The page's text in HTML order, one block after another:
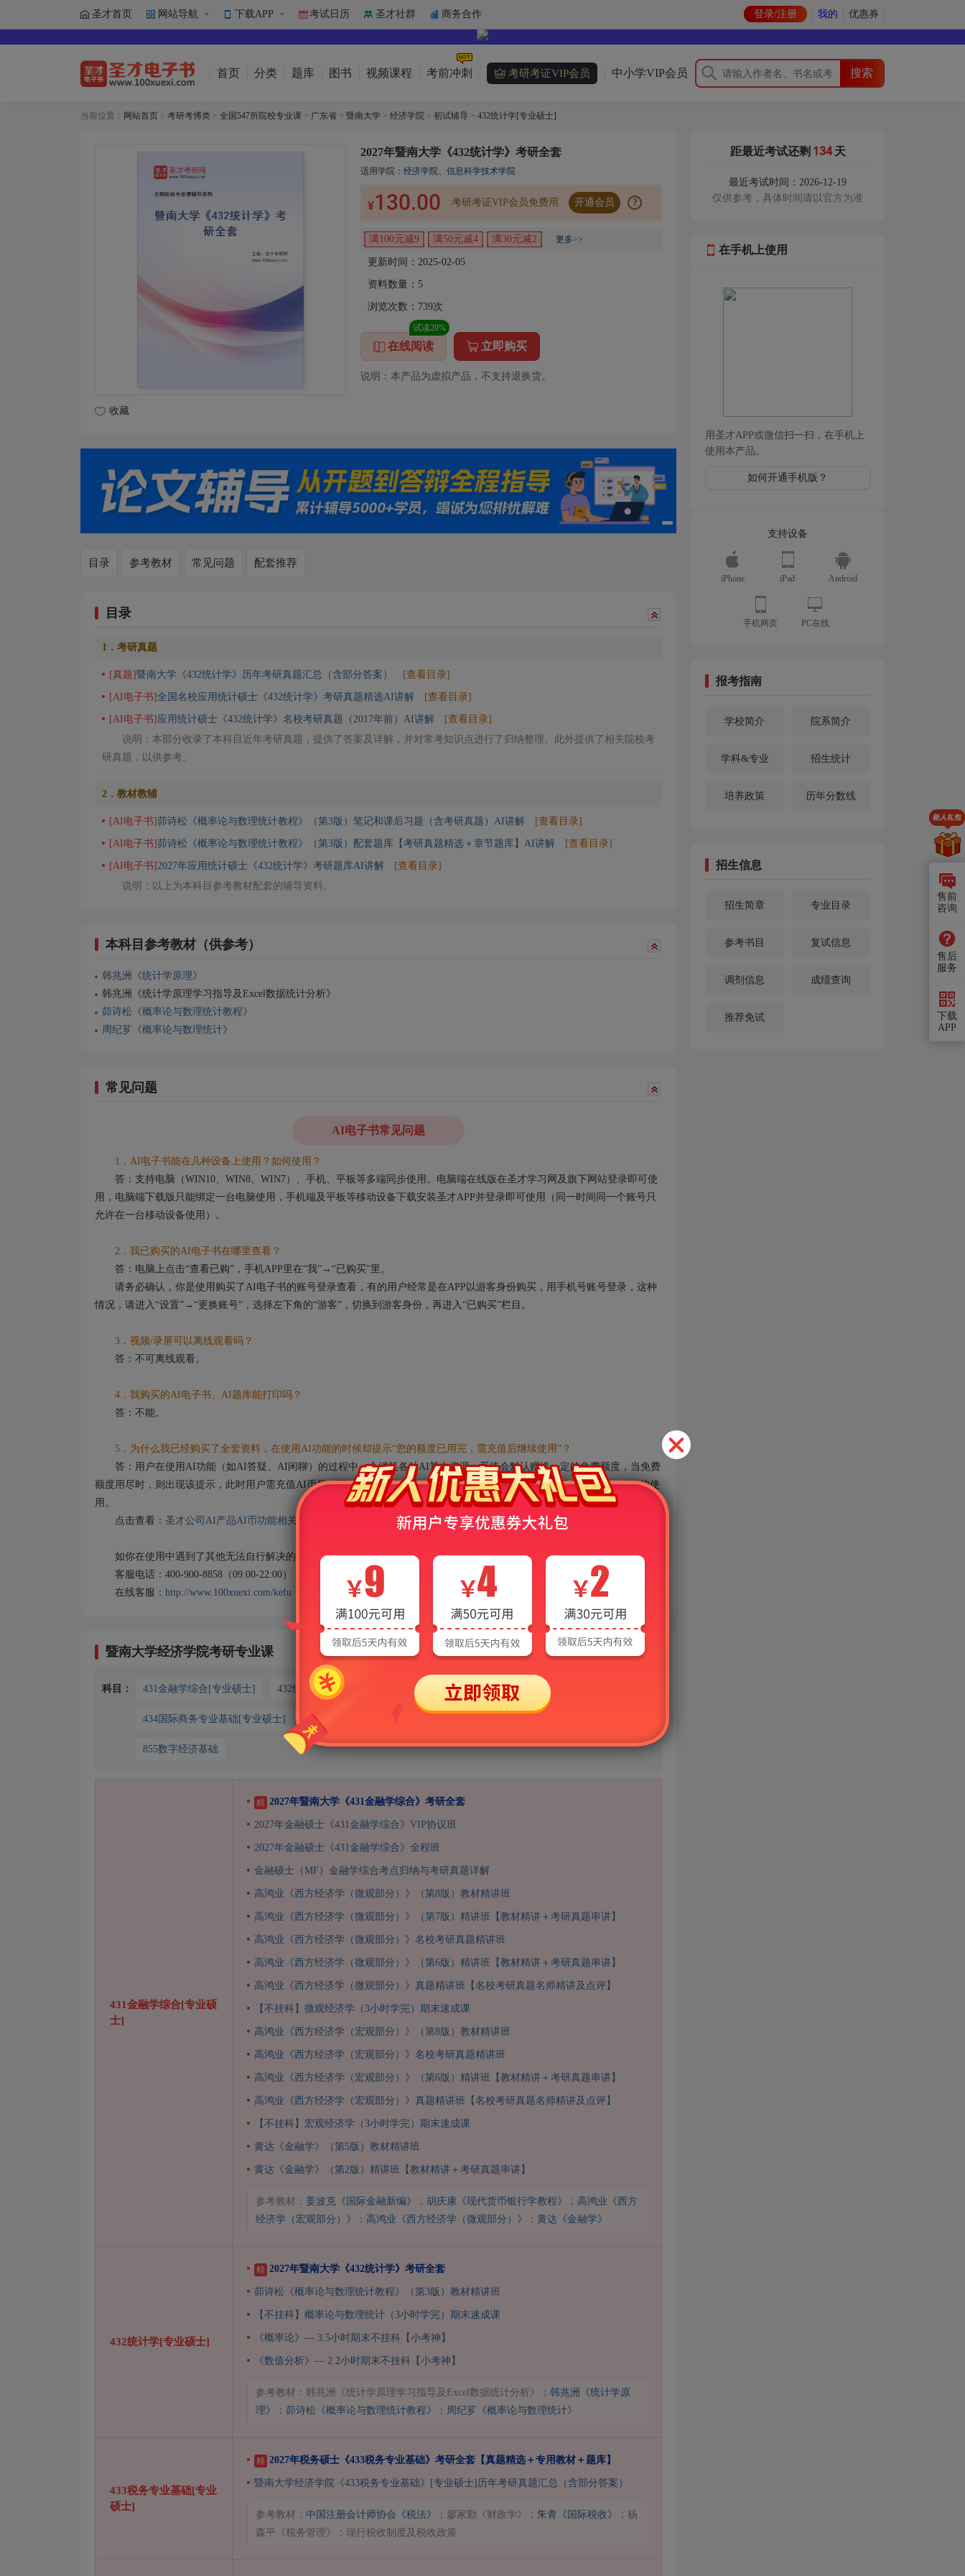
圣才首页 网站导航 下载APP 考试日历 圣才社群 商务合作 登录/注册 我的 优惠券
首页 分类 题库 图书 视频课程 考前冲刺 考研考证VIP会员 中小学VIP会员
当前位置： 网站首页 > 考研考博类 > 全国547所院校专业课 > 广东省 > 暨南大学 > 经济学院 > 初试辅导 > 432统计学[专业硕士]
收藏
2027年暨南大学《432统计学》考研全套
适用学院： 经济学院、 信息科学技术学院
¥130.00 考研考证VIP会员免费用 开通会员 ?
满100元减9 满50元减4 满30元减2 更多>>
更新时间：2025-02-05
资料数量： 5
浏览次数： 739次
在线阅读
试读20%
立即购买
说明：本产品为虚拟产品，不支持退换货。
目录 参考教材 常见问题 配套推荐
目录
1．考研真题
[真题]暨南大学《432统计学》历年考研真题汇总（含部分答案） [查看目录]
[AI电子书]全国名校应用统计硕士《432统计学》考研真题精选AI讲解 [查看目录]
[AI电子书] 应用统计硕士《432统计学》名校考研真题（2017年前）AI讲解
[查看目录]
说明：本部分收录了本科目近年考研真题，提供了答案及详解，并对常考知识点进行了归纳整理。此外提供了相关院校考
研真题，以供参考。
2．教材教辅
[AI电子书]茆诗松《概率论与数理统计教程》（第3版）笔记和课后习题（含考研真题）AI讲解 [查看目录]
[AI电子书]茆诗松《概率论与数理统计教程》（第3版）配套题库【考研真题精选＋章节题库】AI讲解 [查看目录]
[AI电子书] 2027年应用统计硕士《432统计学》考研题库AI讲解
[查看目录]
说明：以上为本科目参考教材配套的辅导资料。
本科目参考教材（供参考）
韩兆洲《统计学原理》
韩兆洲《统计学原理学习指导及Excel数据统计分析》
茆诗松《概率论与数理统计教程》
周纪芗《概率论与数理统计》
常见问题
AI电子书常见问题
1．AI电子书能在几种设备上使用？如何使用？
答：支持电脑（WIN10、WIN8、WIN7）、手机、平板等多端同步使用。电脑端在线版在圣才学习网及旗下网站登录即可使
用，电脑端下载版只能绑定一台电脑使用，手机端及平板等移动设备下载安装圣才APP并登录即可使用（同一时间同一个账号只
允许在一台移动设备使用）。
2．我已购买的AI电子书在哪里查看？
答：电脑上点击“查看已购”，手机APP里在“我”→“已购买”里。
请务必确认，你是使用购买了AI电子书的账号登录查看，有的用户经常是在APP以游客身份购买，用手机号账号登录，这种
情况，请进入“设置”→“更换账号”，选择左下角的“游客”，切换到游客身份，再进入“已购买”栏目。
3．视频/录屏可以离线观看吗？
答：不可离线观看。
4．我购买的AI电子书、AI题库能打印吗？
答：不能。
5．为什么我已经购买了全套资料，在使用AI功能的时候却提示“您的额度已用完，需充值后继续使用”？
答：用户在使用AI功能（如AI答疑、AI闲聊）的过程中，会消耗各种AI算力资源，系统会默认赠送一定的免费额度，当免费
额度用尽时，则出现该提示，此时用户需充值AI币后才可继续使用AI功能。需要说明的是，出现该提示并不会影响非AI功能的使
用。
点击查看： 圣才公司AI产品AI币功能相关说明
如你在使用中遇到了其他无法自行解决的问题，请联系客服：
客服电话：400-900-8858（09:00-22:00）
在线客服： http://www.100xuexi.com/kefu
暨南大学经济学院考研专业课
科目： 431金融学综合[专业硕士] 432统计学[专业硕士] 433税务专业基础[专业硕士]
434国际商务专业基础[专业硕士] 709数学分析
855数字经济基础
431金融学综合[专业硕
士]
精 2027年暨南大学《431金融学综合》考研全套
2027年金融硕士《431金融学综合》VIP协议班
2027年金融硕士《431金融学综合》全程班
金融硕士（MF）金融学综合考点归纳与考研真题详解
高鸿业《西方经济学（微观部分）》（第8版）教材精讲班
高鸿业《西方经济学（微观部分）》（第7版）精讲班【教材精讲＋考研真题串讲】
高鸿业《西方经济学（微观部分）》名校考研真题精讲班
高鸿业《西方经济学（微观部分）》（第6版）精讲班【教材精讲＋考研真题串讲】
高鸿业《西方经济学（微观部分）》真题精讲班【名校考研真题名师精讲及点评】
【不挂科】微观经济学（3小时学完）期末速成课
高鸿业《西方经济学（宏观部分）》（第8版）教材精讲班
高鸿业《西方经济学（宏观部分）》名校考研真题精讲班
高鸿业《西方经济学（宏观部分）》（第6版）精讲班【教材精讲＋考研真题串讲】
高鸿业《西方经济学（宏观部分）》真题精讲班【名校考研真题名师精讲及点评】
【不挂科】宏观经济学（3小时学完）期末速成课
黄达《金融学》（第5版）教材精讲班
黄达《金融学》（第2版）精讲班【教材精讲＋考研真题串讲】
参考教材： 姜波克《国际金融新编》 ； 胡庆康《现代货币银行学教程》 ； 高鸿业《西方
经济学（宏观部分）》
； 高鸿业《西方经济学（微观部分）》 ； 黄达《金融学》
432统计学[专业硕士]
精 2027年暨南大学《432统计学》考研全套
茆诗松《概率论与数理统计教程》（第3版）教材精讲班
【不挂科】概率论与数理统计（3小时学完）期末速成课
《概率论》— 3.5小时期末不挂科【小考神】
《数值分析》— 2.2小时期末不挂科【小考神】
参考教材：韩兆洲《统计学原理学习指导及Excel数据统计分析》； 韩兆洲《统计学原
理》
； 茆诗松《概率论与数理统计教程》 ； 周纪芗《概率论与数理统计》
433税务专业基础[专业
硕士]
精 2027年税务硕士《433税务专业基础》考研全套【真题精选＋专用教材＋题库】
暨南大学经济学院《433税务专业基础》[专业硕士]历年考研真题汇总（含部分答案）
参考教材： 中国注册会计师协会《税法》 ；廖家勤《财政学》； 朱青《国际税收》
；杨
森平《税务管理》；现行税收制度及税收政策
距最近考试还剩 134 天
最近考试时间：2026-12-19
仅供参考，具体时间请以官方为准
在手机上使用
用圣才APP或微信扫一扫，在手机上
使用本产品。
如何开通手机版？
支持设备
iPhone iPad Android
手机网页 PC在线
报考指南
学校简介 院系简介
学科&专业 招生统计
培养政策 历年分数线
招生信息
招生简章 专业目录
参考书目 复试信息
调剂信息 成绩查询
推荐免试
售前
咨询
售后
服务
下载
APP